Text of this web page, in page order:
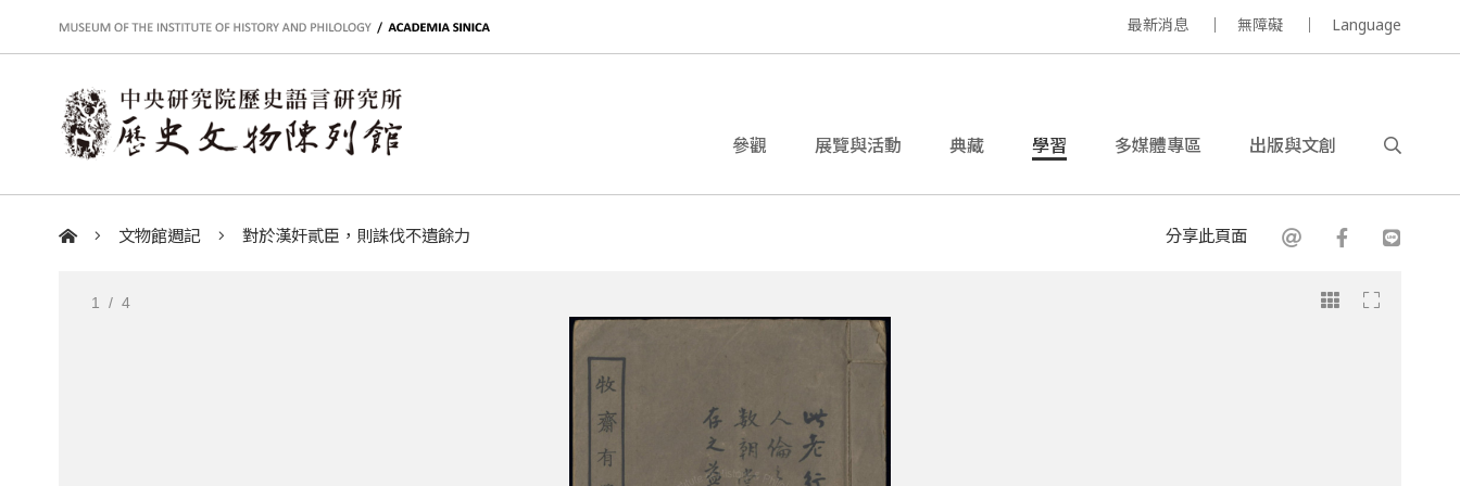
:::
最新消息 無障礙 Language
參觀 展覽與活動 典藏 學習 多媒體專區 出版與文創
文物館週記 對於漢奸貳臣，則誅伐不遺餘力 分享此頁面
1 / 4